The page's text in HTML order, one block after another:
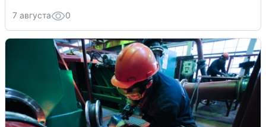
7 августа 0